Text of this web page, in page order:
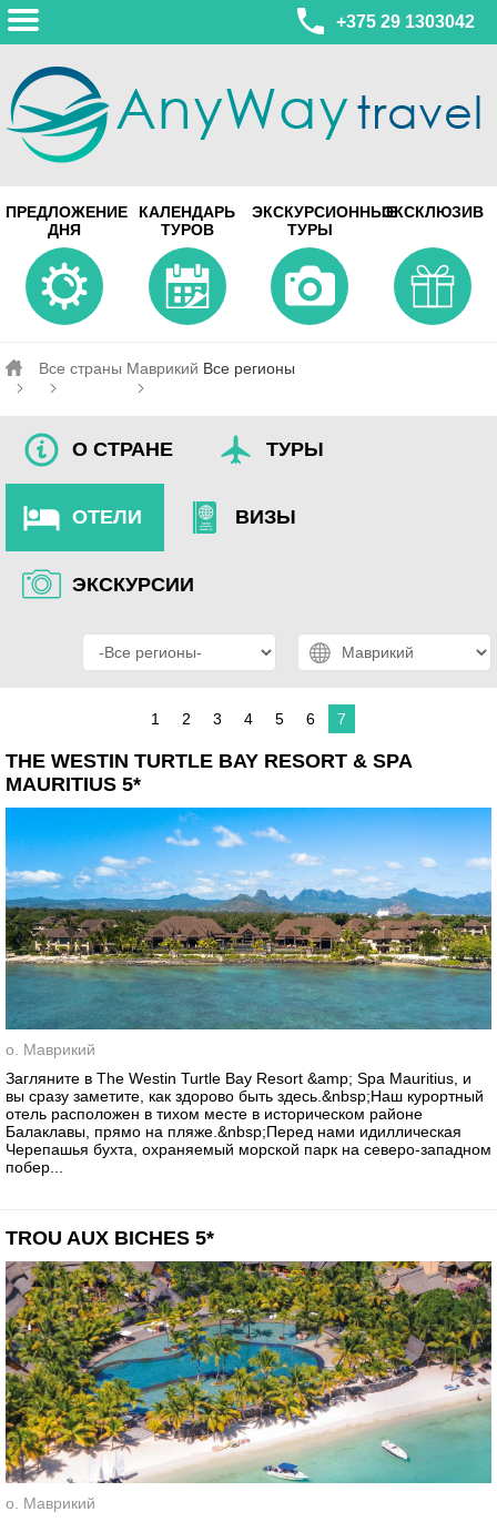
+375 29 1303042
ул. Леонида Беды, 45-547
смотреть на карте
МИНСК
Турагентство Coral Travel
ул. Притыцкого 156/1 пом.37
ул. Скрыганова 4б пом.487
ПРЕДЛОЖЕНИЕ
ДНЯ
КАЛЕНДАРЬ
ТУРОВ
ЭКСКУРСИОННЫЕ
ТУРЫ
ЭКСКЛЮЗИВ
Все страны Маврикий Все регионы
О СТРАНЕ ТУРЫ
ОТЕЛИ ВИЗЫ
ЭКСКУРСИИ
1 2 3 4 5 6 7
THE WESTIN TURTLE BAY RESORT & SPA
MAURITIUS 5*
о. Маврикий
Загляните в The Westin Turtle Bay Resort &amp; Spa Mauritius, и
вы сразу заметите, как здорово быть здесь.&nbsp;Наш курортный
отель расположен в тихом месте в историческом районе
Балаклавы, прямо на пляже.&nbsp;Перед нами идиллическая
Черепашья бухта, охраняемый морской парк на северо-западном
побер...
TROU AUX BICHES 5*
о. Маврикий